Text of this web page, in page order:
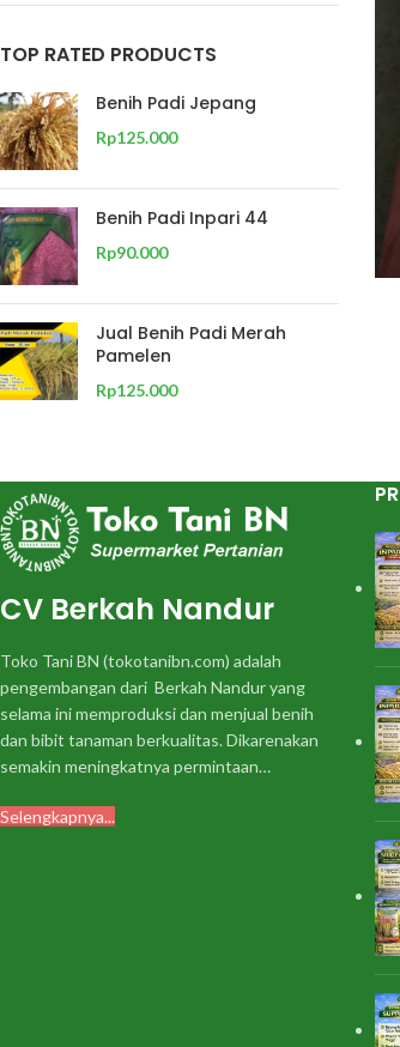
TOP RATED PRODUCTS
Benih Padi Jepang
Rp125.000
Benih Padi Inpari 44
Rp90.000
Jual Benih Padi Merah
Pamelen
Rp125.000
CV Berkah Nandur
Toko Tani BN (tokotanibn.com) adalah
pengembangan dari Berkah Nandur yang
selama ini memproduksi dan menjual benih
dan bibit tanaman berkualitas. Dikarenakan
semakin meningkatnya permintaan…
Selengkapnya...